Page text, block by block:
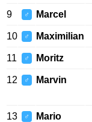
9 ♂ Marcel
10 ♂ Maximilian
11 ♂ Moritz
12 ♂ Marvin
13 ♂ Mario